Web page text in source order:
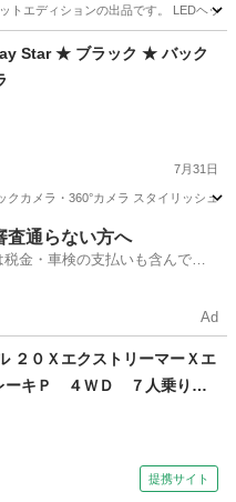
トエディションの出品です。 LEDヘッ
ディズ
Star ★ ブラック ★ バック
7月31日
カメラ・360°カメラ スタイリッシュ
査通らない方へ
税金・車検の支払いも含んでい
Ad
２０ＸエクストリーマーＸエ
ーキＰ ４ＷＤ ７人乗り
カメラ 禁煙車 レザー調
サー スマートキー ビル
ン 純正１７インチアル
ートライト デュアルエア
提携サイト